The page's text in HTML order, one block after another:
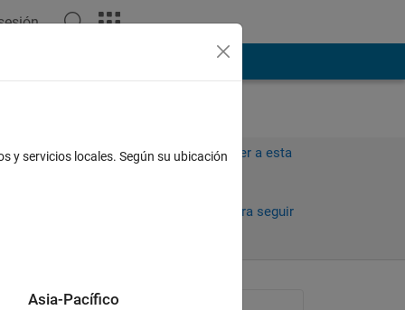
Iniciar sesión para responder a esta
Iniciar sesión para seguir
y servicios locales. Según su ubicación
Asia-Pacífico